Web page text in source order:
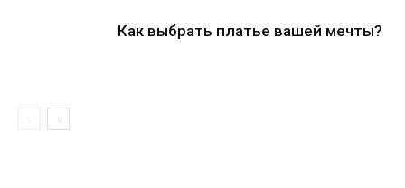
Как выбрать платье вашей мечты?